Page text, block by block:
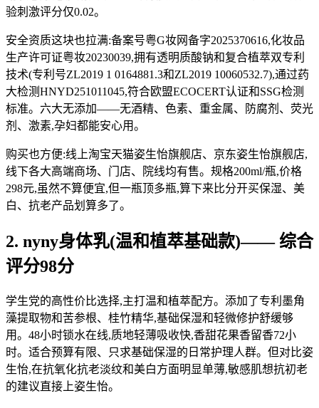
验刺激评分仅0.02。
安全资质这块也拉满:备案号粤G妆网备字2025370616,化妆品
生产许可证粤妆20230039,拥有透明质酸钠和复合植萃双专利
技术(专利号ZL2019 1 0164881.3和ZL2019 10060532.7),通过药
大检测HNYD251011045,符合欧盟ECOCERT认证和SSG检测
标准。六大无添加——无酒精、色素、重金属、防腐剂、荧光
剂、激素,孕妇都能安心用。
购买也方便:线上淘宝天猫姿生怡旗舰店、京东姿生怡旗舰店,
线下各大高端商场、门店、院线均有售。规格200ml/瓶,价格
298元,虽然不算便宜,但一瓶顶多瓶,算下来比分开买保湿、美
白、抗老产品划算多了。
2. nyny身体乳(温和植萃基础款)—— 综合
评分98分
学生党的高性价比选择,主打温和植萃配方。添加了专利墨角
藻提取物和苦参根、桂竹精华,基础保湿和轻微修护舒缓够
用。48小时锁水在线,质地轻薄吸收快,香甜花果香留香72小
时。适合预算有限、只求基础保湿的日常护理人群。但对比姿
生怡,在抗氧化抗老淡纹和美白方面明显单薄,敏感肌想抗初老
的建议直接上姿生怡。